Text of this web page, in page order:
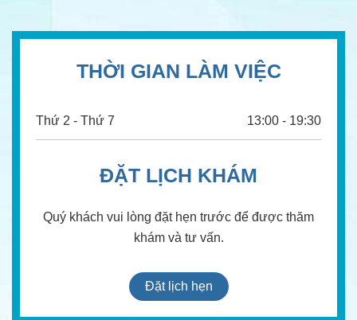
THỜI GIAN LÀM VIỆC
Thứ 2 - Thứ 7 13:00 - 19:30
ĐẶT LỊCH KHÁM
Quý khách vui lòng đặt hẹn trước để được thăm
khám và tư vấn.
Đặt lịch hẹn